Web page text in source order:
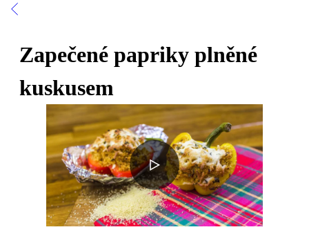
Zapečené papriky plněné
kuskusem